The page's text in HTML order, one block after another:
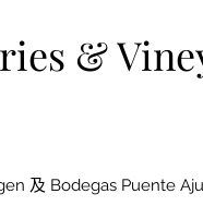
&
及 Bodegas Puente